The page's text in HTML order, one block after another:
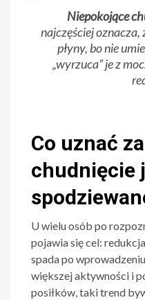
Niepokojące
najczęściej oznacza,
płyny, bo nie
„wyrzuca” je z
Co uznać
chudnięcie
U wielu osób po
pojawia się cel:
spada po
większej aktywności i
posiłków, taki trend